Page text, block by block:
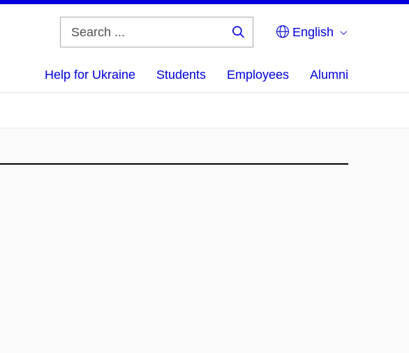
English
Help for Ukraine Students Employees Alumni